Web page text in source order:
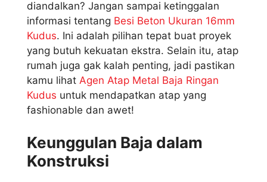
diandalkan? Jangan sampai ketinggalan
informasi tentang Besi Beton Ukuran 16mm
Kudus. Ini adalah pilihan tepat buat proyek
yang butuh kekuatan ekstra. Selain itu, atap
rumah juga gak kalah penting, jadi pastikan
kamu lihat Agen Atap Metal Baja Ringan
Kudus untuk mendapatkan atap yang
fashionable dan awet!
Keunggulan Baja dalam
Konstruksi